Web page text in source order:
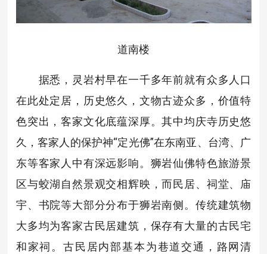
道南楼
据悉，灵岩村早在一千多年前就有众多人口
在此处定居，历史悠久，文物古迹众多，价值特
色突出，客家文化底蕴深厚。其中均庆寺历史悠
久，客家人的保护神“定光佛”在东南亚、台湾、广
东等客家人中有深远影响。狮岩仙佛特色旅游景
区与蛟湖自然景观交相辉映，而民居、祠堂、庙
宇、书院等大部分分布于狮岩南侧。传统建筑物
大多均为客家古民居建筑，保存有大量的古民宅
和家祠。古民居内部基本为巷道交通，路网清